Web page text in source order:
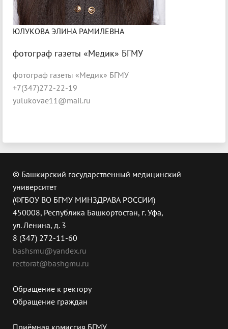
ЮЛУКОВА ЭЛИНА РАМИЛЕВНА
фотограф газеты «Медик» БГМУ
фотограф газеты «Медик» БГМУ
+7(347)272-22-19
yulukovae11@mail.ru
© Башкирский государственный медицинский
университет
(ФГБОУ ВО БГМУ МИНЗДРАВА РОССИИ)
450008, Республика Башкортостан, г. Уфа,
ул. Ленина, д. 3
8 (347) 272-11-60
bashsmu@yandex.ru
rectorat@bashgmu.ru
Обращение к ректору
Обращение граждан
Приёмная комиссия БГМУ